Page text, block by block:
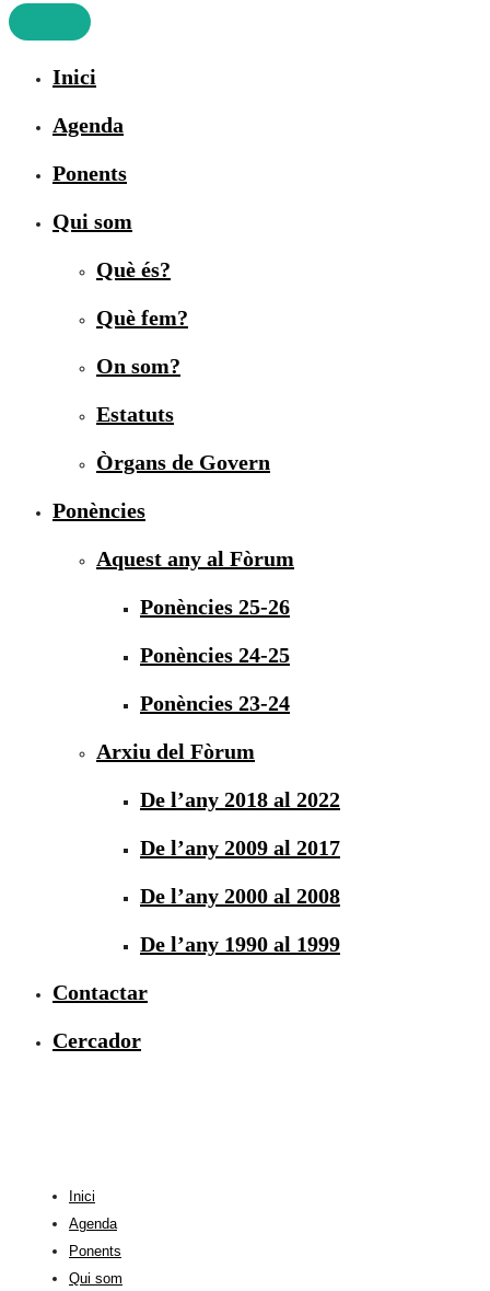
Inici
Agenda
Ponents
Qui som
Què és?
Què fem?
On som?
Estatuts
Òrgans de Govern
Ponències
Aquest any al Fòrum
Ponències 25-26
Ponències 24-25
Ponències 23-24
Arxiu del Fòrum
De l’any 2018 al 2022
De l’any 2009 al 2017
De l’any 2000 al 2008
De l’any 1990 al 1999
Contactar
Cercador
Inici
Agenda
Ponents
Qui som